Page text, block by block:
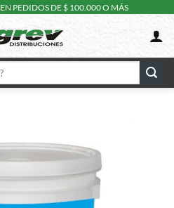
EN PEDIDOS DE $ 100.000 O MÁS